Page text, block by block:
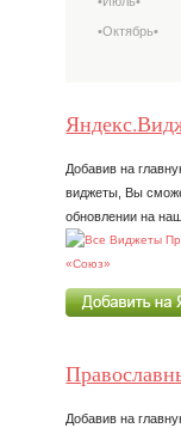
•Октябрь•
Добавив на
виджеты, Вы
обновлении на
Добавив на